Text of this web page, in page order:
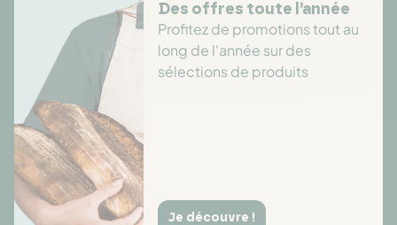
Des offres toute l’année
Profitez de promotions tout au
long de l'année sur des
sélections de produits
Je découvre !